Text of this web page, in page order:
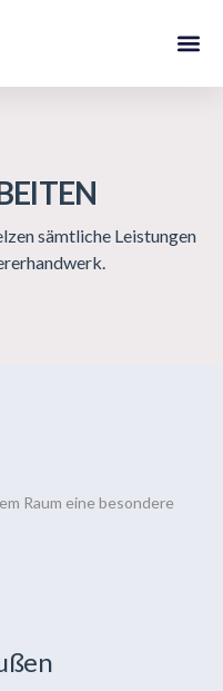
sämtliche Leistungen
Raum eine besondere